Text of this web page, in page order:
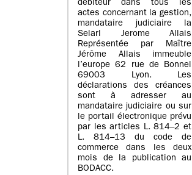
débiteur dans tous les
actes concernant la gestion,
mandataire judiciaire la
Selarl Jerome Allais
Représentée par Maître
Jérôme Allais immeuble
l’europe 62 rue de Bonnel
69003 Lyon. Les
déclarations des créances
sont à adresser au
mandataire judiciaire ou sur
le portail électronique prévu
par les articles L. 814–2 et
L. 814–13 du code de
commerce dans les deux
mois de la publication au
BODACC.